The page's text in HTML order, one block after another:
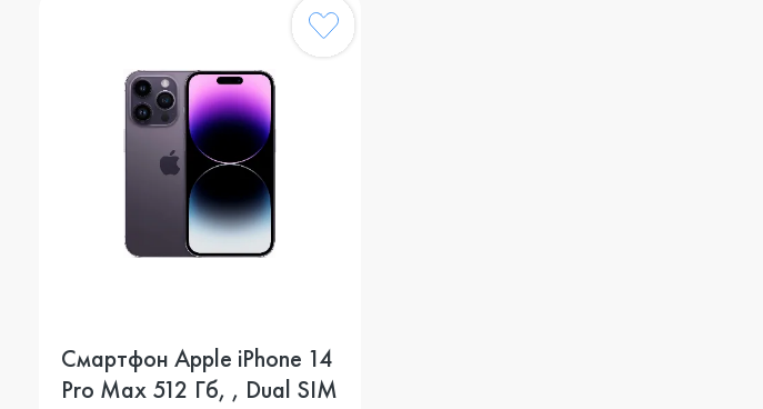
Смартфон Apple iPhone 14
Pro Max 512 Гб, , Dual SIM